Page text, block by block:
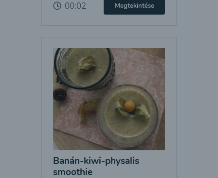
00:02 Megtekintése
Banán-kiwi-physalis
smoothie